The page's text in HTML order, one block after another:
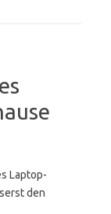
Laptop-
den